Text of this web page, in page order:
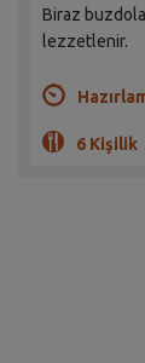
Biraz
lezzetlenir.
6 Kişilik